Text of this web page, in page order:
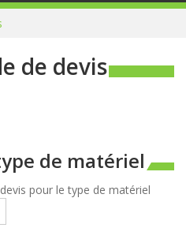
la
de devis
de matériel
pour le type de matériel